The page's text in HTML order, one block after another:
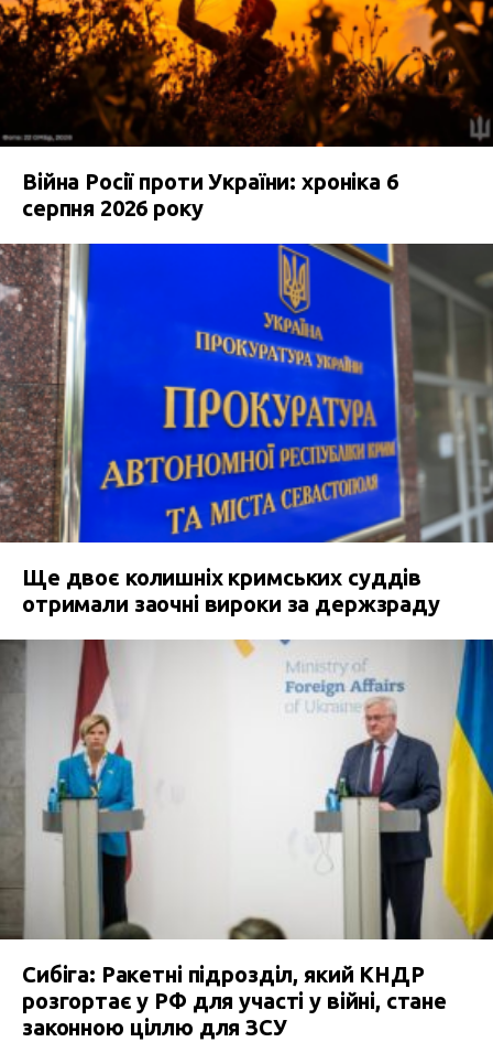
Війна Росії проти України: хроніка 6
серпня 2026 року
Ще двоє колишніх кримських суддів
отримали заочні вироки за держзраду
Сибіга: Ракетні підрозділ, який КНДР
розгортає у РФ для участі у війні, стане
законною ціллю для ЗСУ